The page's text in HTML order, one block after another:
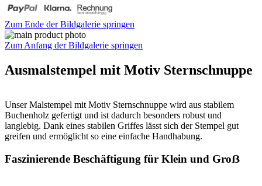
Zum Ende der Bildgalerie springen
Zum Anfang der Bildgalerie springen
Ausmalstempel mit Motiv Sternschnuppe
Unser Malstempel mit Motiv Sternschnuppe wird aus stabilem
Buchenholz gefertigt und ist dadurch besonders robust und
langlebig. Dank eines stabilen Griffes lässt sich der Stempel gut
greifen und ermöglicht so eine einfache Handhabung.
Faszinierende Beschäftigung für Klein und Groẞ